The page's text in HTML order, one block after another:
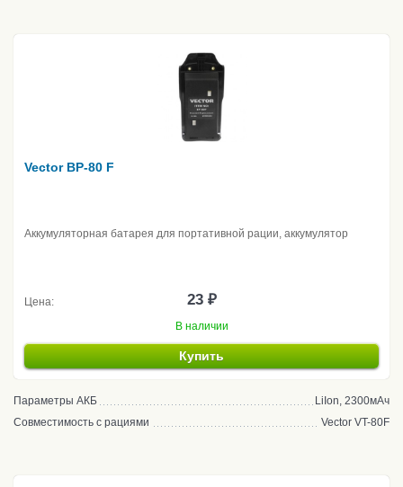
Vector BP-80 F
Аккумуляторная батарея для портативной рации, аккумулятор
Цена: 23 ₽
В наличии
Купить
Параметры АКБ
LiIon, 2300мАч
Совместимость с рациями
Vector VT-80F